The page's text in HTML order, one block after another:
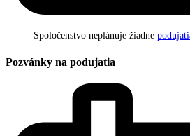
Spoločenstvo neplánuje žiadne
Pozvánky na podujatia